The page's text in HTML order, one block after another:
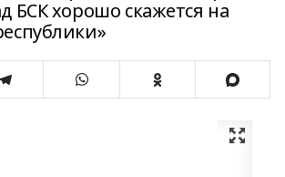
БСК хорошо скажется на